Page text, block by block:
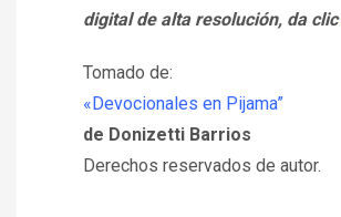
digital de alta resolución, da clic
Tomado de:
«Devocionales en Pijama”
de Donizetti Barrios
Derechos reservados de autor.